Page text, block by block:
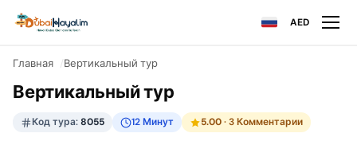
AED
Главная Вертикальный тур
Вертикальный тур
Код тура:8055 12 Минут 5.00· 3 Комментарии